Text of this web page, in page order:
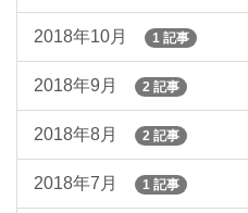
2018年10月 1 記事
2018年9月 2 記事
2018年8月 2 記事
2018年7月 1 記事